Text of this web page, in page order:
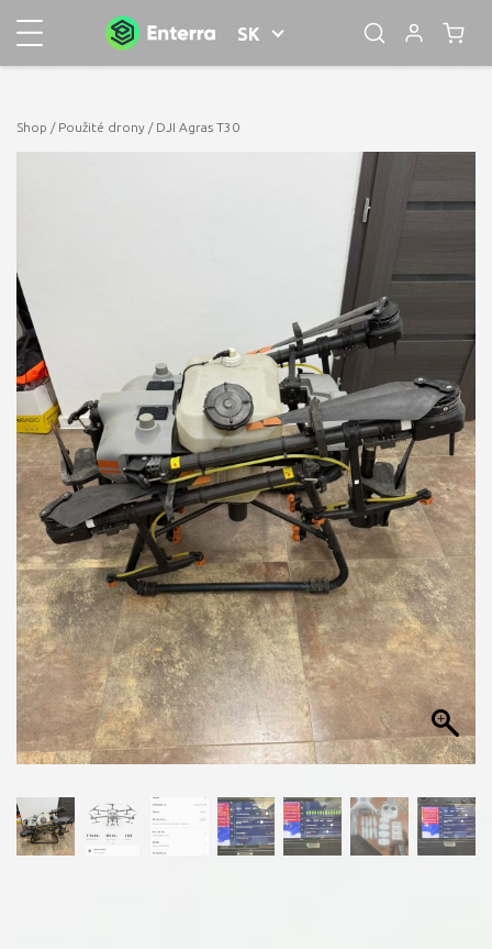
SK
Shop / Použité drony / DJI Agras T30